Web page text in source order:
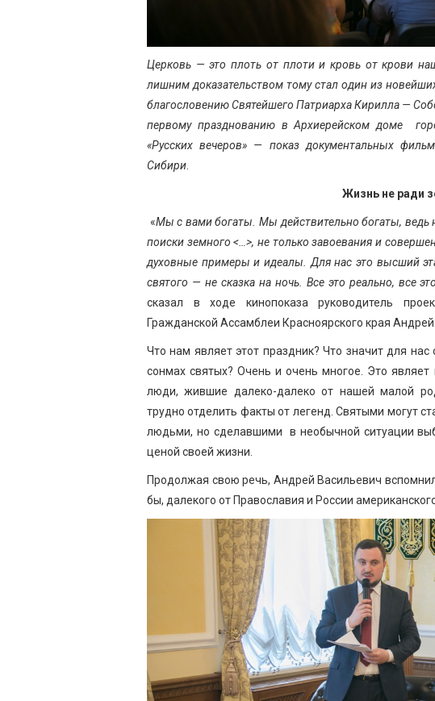
Церковь — это плоть от плоти и кровь от крови
лишним доказательством тому стал один из
благословению Святейшего Патриарха Кирилла —
первому празднованию в Архиерейском доме
«Русских вечеров» — показ документальных
Сибири.
Жизнь не ради
«Мы с вами богаты. Мы действительно богаты, ведь
поиски земного <…>, не только завоевания и
духовные примеры и идеалы. Для нас это высший
святого — не сказка на ночь. Все это реально, все
сказал в ходе кинопоказа руководитель
Гражданской Ассамблеи Красноярского края
Что нам являет этот праздник? Что значит для
сонмах святых? Очень и очень многое. Это
люди, жившие далеко-далеко от нашей малой
трудно отделить факты от легенд. Святыми могут
людьми, но сделавшими в необычной ситуации
ценой своей жизни.
Продолжая свою речь, Андрей Васильевич
бы, далекого от Православия и России